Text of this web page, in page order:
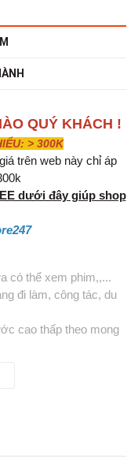
QUÝ KHÁCH !
> 300K
trên web này chỉ áp
dưới đây giúp shop
có thể xem phim,,...
đi làm, công tác, du
cao thấp theo mong